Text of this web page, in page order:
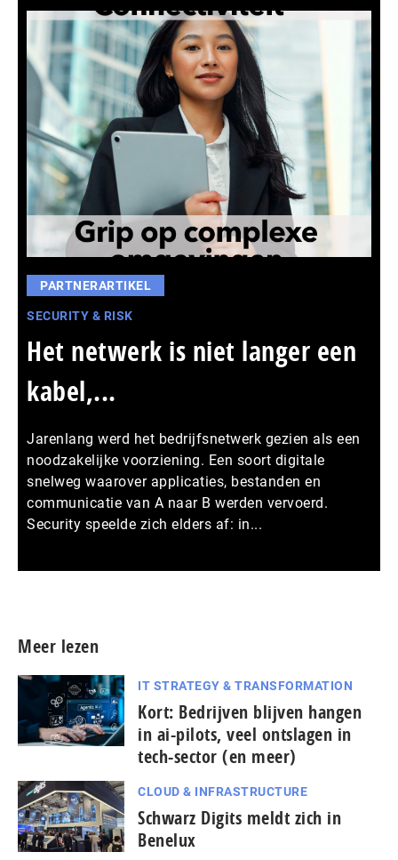
PARTNERARTIKEL
SECURITY & RISK
Het netwerk is niet langer een
kabel,...
Jarenlang werd het bedrijfsnetwerk gezien als een
noodzakelijke voorziening. Een soort digitale
snelweg waarover applicaties, bestanden en
communicatie van A naar B werden vervoerd.
Security speelde zich elders af: in...
Meer lezen
IT STRATEGY & TRANSFORMATION
Kort: Bedrijven blijven hangen
in ai-pilots, veel ontslagen in
tech-sector (en meer)
CLOUD & INFRASTRUCTURE
Schwarz Digits meldt zich in
Benelux